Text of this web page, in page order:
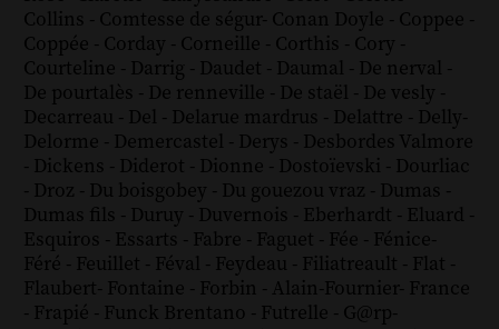
Collins - Comtesse de ségur- Conan Doyle - Coppee -
Coppée - Corday - Corneille - Corthis - Cory -
Courteline - Darrig - Daudet - Daumal - De nerval -
De pourtalès - De renneville - De staël - De vesly -
Decarreau - Del - Delarue mardrus - Delattre - Delly-
Delorme - Demercastel - Derys - Desbordes Valmore
- Dickens - Diderot - Dionne - Dostoïevski - Dourliac
- Droz - Du boisgobey - Du gouezou vraz - Dumas -
Dumas fils - Duruy - Duvernois - Eberhardt - Eluard -
Esquiros - Essarts - Fabre - Faguet - Fée - Fénice-
Féré - Feuillet - Féval - Feydeau - Filiatreault - Flat -
Flaubert- Fontaine - Forbin - Alain-Fournier- France
- Frapié - Funck Brentano - Futrelle - G@rp-